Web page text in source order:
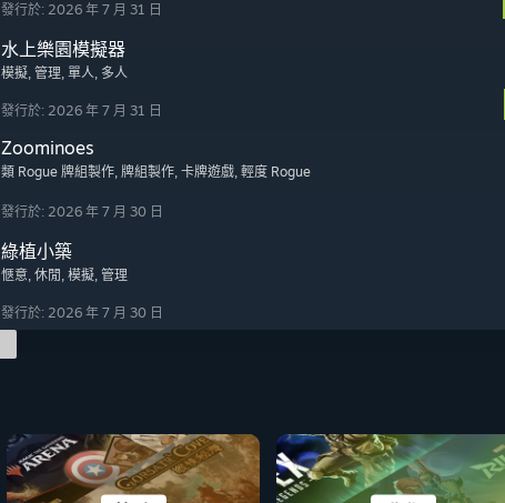
發行於: 2026 年 7 月 31 日
水上樂園模擬器
模擬, 管理, 單人, 多人
發行於: 2026 年 7 月 31 日
Zoominoes
類 Rogue 牌組製作, 牌組製作, 卡牌遊戲, 輕度 Rogue
發行於: 2026 年 7 月 30 日
綠植小築
愜意, 休閒 , 模擬, 管理
發行於: 2026 年 7 月 30 日